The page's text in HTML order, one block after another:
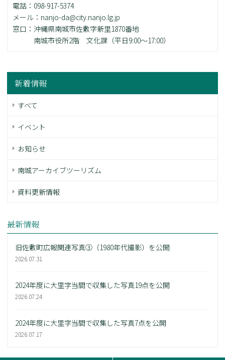
電話：098-917-5374
メール：nanjo-da@city.nanjo.lg.jp
窓口：沖縄県南城市佐敷字新里1870番地
南城市役所2階 文化課（平日9:00～17:00）
新着情報
すべて
イベント
お知らせ
南城アーカイブツーリズム
資料更新情報
最新情報
旧佐敷町広報関連写真③（1980年代撮影）を公開
2026.07.31
2024年度に大里字当間で収集した写真19点を公開
2026.07.24
2024年度に大里字当間で収集した写真7点を公開
2026.07.17